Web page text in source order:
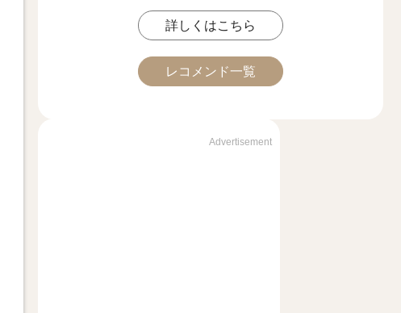
詳しくはこちら
レコメンド一覧
Advertisement